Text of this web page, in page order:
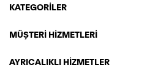
KATEGORİLER
MÜŞTERİ HİZMETLERİ
AYRICALIKLI HİZMETLER